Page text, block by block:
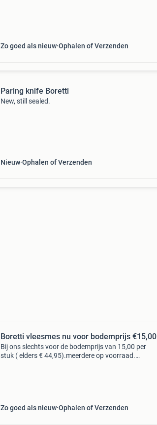
Zo goed als nieuw Ophalen of Verzenden
Paring knife Boretti
New, still sealed.
Nieuw Ophalen of Verzenden
Boretti vleesmes nu voor bodemprijs €15,00
Bij ons slechts voor de bodemprijs van 15,00 per
stuk ( elders € 44,95).meerdere op voorraad.
Zo goed als nieuw Ophalen of Verzenden